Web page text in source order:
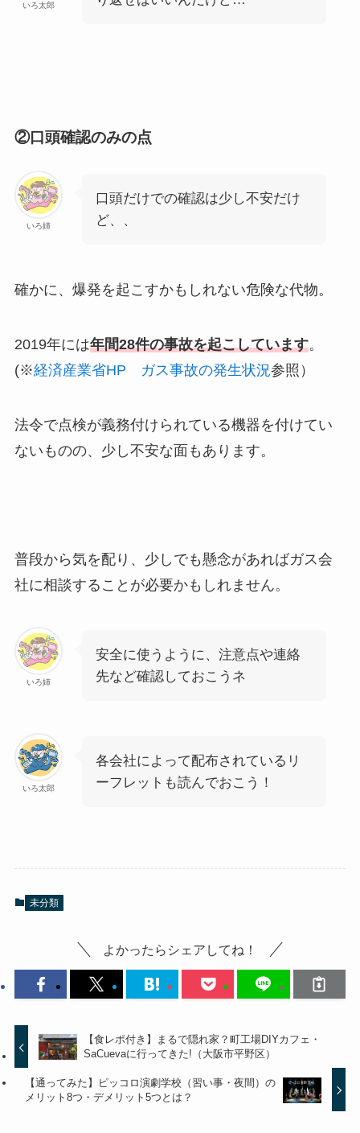
いろ太郎
②口頭確認のみの点
いろ姉
口頭だけでの確認は少し不安だけ
ど、、
確かに、爆発を起こすかもしれない危険な代物。
2019年には年間28件の事故を起こしています。
(※経済産業省HP ガス事故の発生状況参照）
法令で点検が義務付けられている機器を付けてい
ないものの、少し不安な面もあります。
普段から気を配り、少しでも懸念があればガス会
社に相談することが必要かもしれません。
いろ姉
安全に使うように、注意点や連絡
先など確認しておこうネ
いろ太郎
各会社によって配布されているリ
ーフレットも読んでおこう！
未分類
よかったらシェアしてね！
【食レポ付き】まるで隠れ家？町工場DIYカフェ・
SaCuevaに行ってきた!（大阪市平野区）
【通ってみた】ピッコロ演劇学校（習い事・夜間）の
メリット8つ・デメリット5つとは？